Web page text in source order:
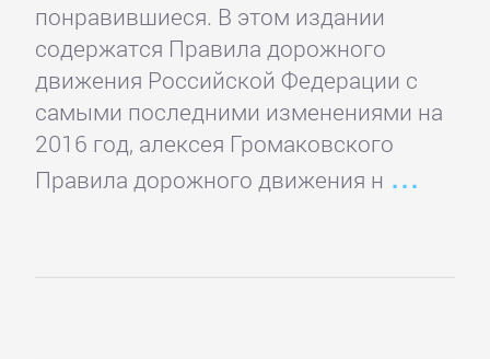
понравившиеся. В этом издании
содержатся Правила дорожного
движения Российской Федерации с
самыми последними изменениями на
2016 год, алексея Громаковского
Правила дорожного движения н
Личные
финансы
Малый
бизнес
PR,